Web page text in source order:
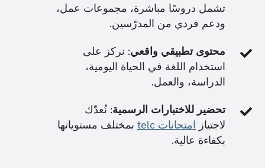
تشمل دروسًا مباشرة، مجموعات عمل،
ودعم فردي من المدرّسين.
محتوى تطبيقي واقعي: نركز على
استخدام اللغة في الحياة اليومية،
الدراسة، والعمل.
تحضير للاختبارات الرسمية: نُعدّك
لاجتياز امتحانات telc
بمختلف مستوياتها
بكفاءة عالية.